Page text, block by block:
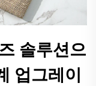
솔루션으
업그레이